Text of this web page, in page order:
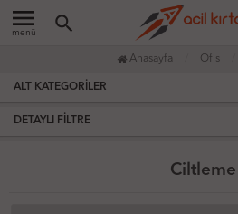
menu
menü search
Anasayfa Ofis
ALT KATEGORILER
DETAYLI FILTRE
Ciltleme